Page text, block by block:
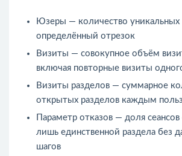
Юзеры — количество уникальных
определённый отрезок
Визиты — совокупное объём
включая повторные визиты
Визиты разделов — суммарное
открытых разделов каждым
Параметр отказов — доля
лишь единственной раздела без
шагов